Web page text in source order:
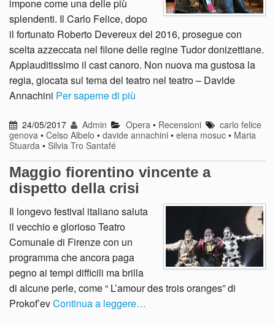
impone come una delle più
splendenti. Il Carlo Felice, dopo
il fortunato Roberto Devereux del 2016, prosegue con
scelta azzeccata nel filone delle regine Tudor donizettiane.
Applauditissimo il cast canoro. Non nuova ma gustosa la
regia, giocata sul tema del teatro nel teatro – Davide
Annachini Per saperne di più
24/05/2017 Admin Opera• Recensioni
carlo felice
genova • Celso Albelo • davide annachini • elena mosuc • Maria
Stuarda • Silvia Tro Santafé
Maggio fiorentino vincente a
dispetto della crisi
Il longevo festival italiano saluta
il vecchio e glorioso Teatro
Comunale di Firenze con un
programma che ancora paga
pegno ai tempi difficili ma brilla
di alcune perle, come “ L’amour des trois oranges” di
Prokof’evContinua a leggere…